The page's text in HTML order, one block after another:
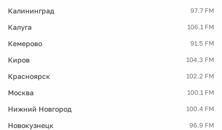
Калининград 97.7 FM
Калуга 106.1 FM
Кемерово 91.5 FM
Киров 104.3 FM
Красноярск 102.2 FM
Москва 100.1 FM
Нижний Новгород 100.4 FM
Новокузнецк 96.9 FM